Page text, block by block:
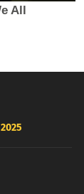
2025